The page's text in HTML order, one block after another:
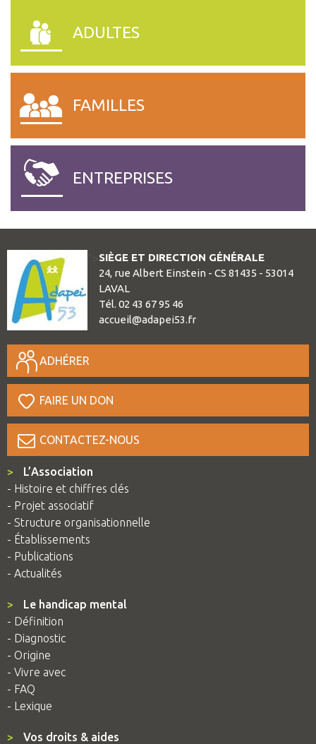
ADULTES
FAMILLES
ENTREPRISES
SIÈGE ET DIRECTION GÉNÉRALE
24, rue Albert Einstein - CS 81435 - 53014
LAVAL
Tél. 02 43 67 95 46
accueil@adapei53.fr
ADHÉRER
FAIRE UN DON
CONTACTEZ-NOUS
>
L’Association
- Histoire et chiffres clés
- Projet associatif
- Structure organisationnelle
- Établissements
- Publications
- Actualités
>
Le handicap mental
- Définition
- Diagnostic
- Origine
- Vivre avec
- FAQ
- Lexique
>
Vos droits & aides